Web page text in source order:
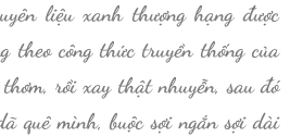
liệu xanh thượng hạng được
theo công thức truyền thống của
rồi xay thật nhuyễn, sau đó
quê mình,buộc sợi ngắn sợi dài